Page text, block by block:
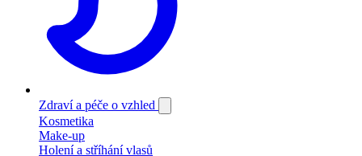
Zdraví a péče o vzhled
Kosmetika
Make-up
Holení a stříhání vlasů